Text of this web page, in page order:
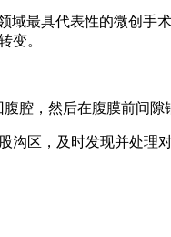
域最具代表性的微
变。
腔，然后在腹膜前间隙
区，及时发现并处理